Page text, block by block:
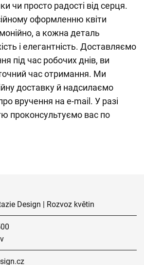
чи просто радості від серця.
оформленню квіти
а кожна деталь
і елегантність. Доставляємо
під час робочих днів, ви
час отримання. Ми
доставку й надсилаємо
вручення на e-mail. У разі
проконсультуємо вас по
Design | Rozvoz květin